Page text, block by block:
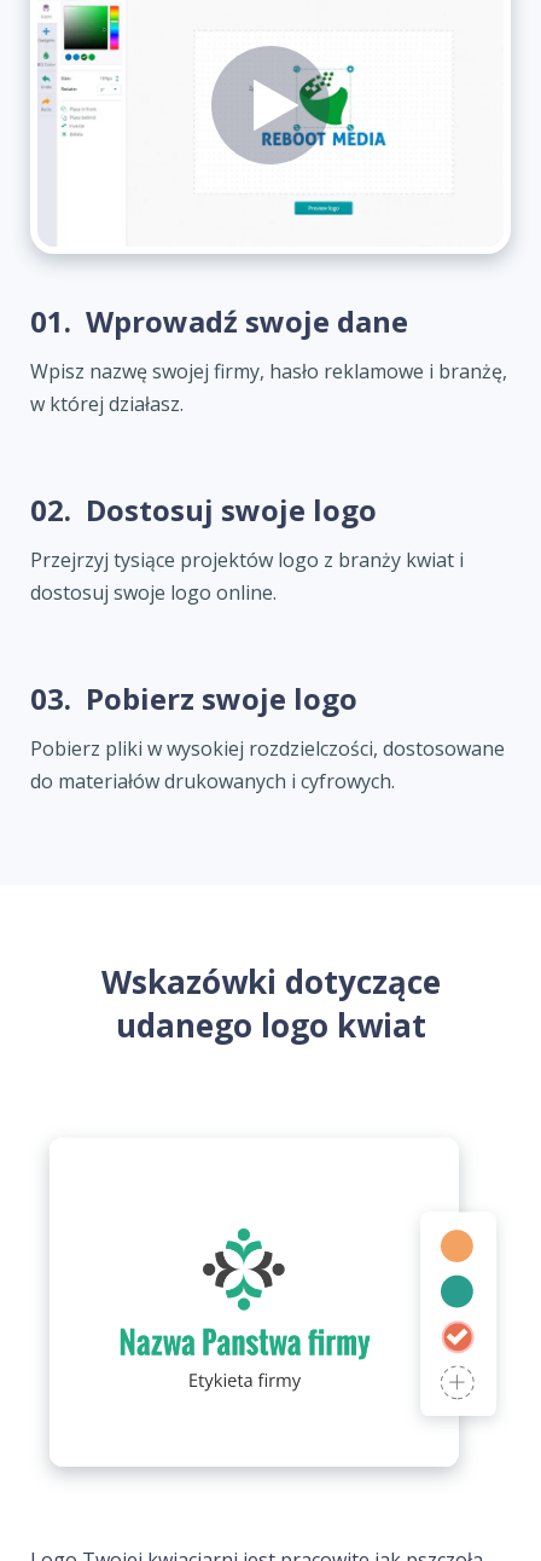
01. Wprowadź swoje dane
Wpisz nazwę swojej firmy, hasło reklamowe i branżę,
w której działasz.
02. Dostosuj swoje logo
Przejrzyj tysiące projektów logo z branży kwiat i
dostosuj swoje logo online.
03. Pobierz swoje logo
Pobierz pliki w wysokiej rozdzielczości, dostosowane
do materiałów drukowanych i cyfrowych.
Wskazówki dotyczące
udanego logo kwiat